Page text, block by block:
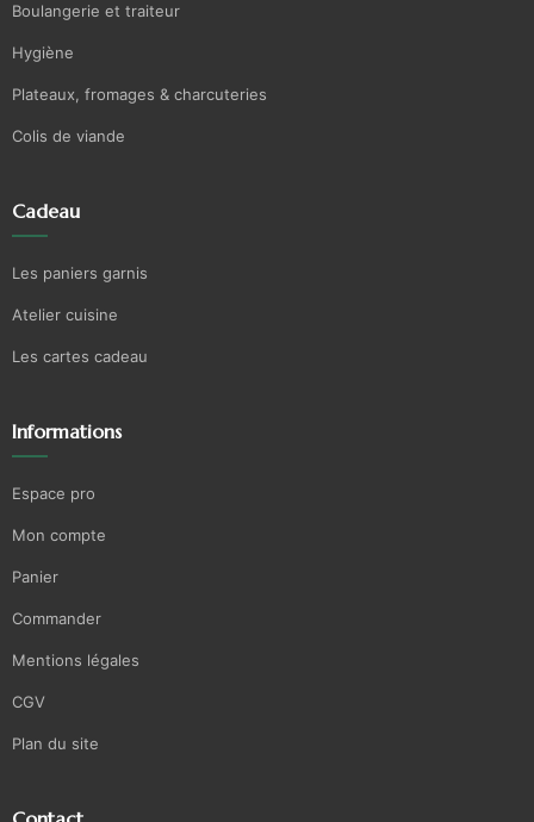
Boulangerie et traiteur
Hygiène
Plateaux, fromages & charcuteries
Colis de viande
Cadeau
Les paniers garnis
Atelier cuisine
Les cartes cadeau
Informations
Espace pro
Mon compte
Panier
Commander
Mentions légales
CGV
Plan du site